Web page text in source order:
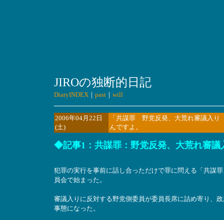
JIROの独断的日記
DiaryINDEX｜ past｜ will
2006年04月22日
(土)
「共謀罪 野党反発、大荒れ審議入
んですよ。
◆記事1：共謀罪：野党反発、大荒れ審
犯罪の実行を事前に話し合っただけで罪に問える「共謀
員会で始まった。
審議入りに反対する野党側委員が委員長席に詰め寄り、
事態になった。